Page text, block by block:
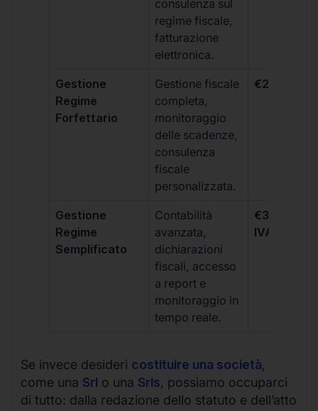
consulenza sul
regime fiscale,
fatturazione
elettronica.
Gestione
Regime
Forfettario
Gestione fiscale
completa,
monitoraggio
delle scadenze,
consulenza
fiscale
personalizzata.
€264 +
Gestione
Regime
Semplificato
Contabilità
avanzata,
dichiarazioni
fiscali, accesso
a report e
monitoraggio in
tempo reale.
€333 +
IVA/
Se invece desideri costituire una società,
come una Srl o una Srls, possiamo occuparci
di tutto: dalla redazione dello statuto e dell’atto